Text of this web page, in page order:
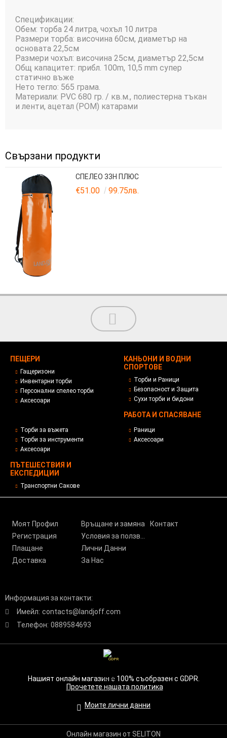
Спецификации:
Обем: торба 24 литра, чохъл 10 литра
Размери торба: височина 60см, диаметър на
основата 22,5см
Размери чохъл: височина 25см, диаметър 22,5см
Общ капацитет: прибл. 100m, 10,5 mm супер
статично въже
Нето тегло: 565 грама.
Материали: PVC 680 гр. / кв.м., полиестерна тъкан
и ленти, ацетал (POM) катарами
Свързани продукти
СПЕЛЕО 33H ПЛЮС
€51.00 99.75лв.
ПЕЩЕРИ
Гащеризони
Инвентарни торби
Персонални спелео торби
Аксесоари
КАНЬОНИ И ВОДНИ
СПОРТОВЕ
Торби и Раници
Безопасност и Защита
Сухи торби и бидони
РАБОТА И СПАСЯВАНЕ
Торби за въжета
Торби за инструменти
Аксесоари
ПЪТЕШЕСТВИЯ И
ЕКСПЕДИЦИИ
Транспортни Сакове
Раници
Аксесоари
Моят Профил
Регистрация
Плащане
Доставка
Връщане и замяна
Лични Данни
За Нас
Контакт
Информация за контакти:
Имейл: contacts@landjoff.com
Телефон: 0889584693
GDPR
Нашият онлайн магазин е 100% съобразен с GDPR.
Прочетете нашата политика
Моите лични данни
Онлайн магазин от SELITON